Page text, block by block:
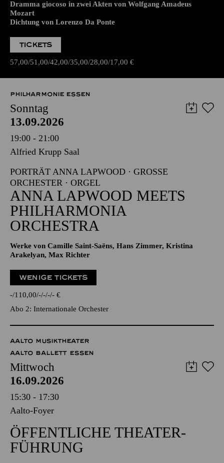
Dramma giocoso in zwei Akten von Wolfgang Amadeus
Mozart
Dichtung von Lorenzo Da Ponte
TICKETS
57,00 51,00 42,00 35,00 28,00 17,00 €
PHILHARMONIE ESSEN
Sonntag
13.09.2026
19:00 - 21:00
Alfried Krupp Saal
PORTRÄT ANNA LAPWOOD · GROSSE O
RCHESTER · ORGEL
ANNA LAPWOOD MEETS
PHILHARMONIA
ORCHESTRA
Werke von Camille Saint-Saëns, Hans Zimmer, Kristina
Arakelyan, Max Richter
WENIGE TICKETS
- 110,00 - - - - €
Abo 2: Internationale Orchester
AALTO MUSIKTHEATER
AALTO BALLETT ESSEN
Mittwoch
16.09.2026
15:30 - 17:30
Aalto-Foyer
ÖFFENTLICHE THEATER­
FÜHRUNG